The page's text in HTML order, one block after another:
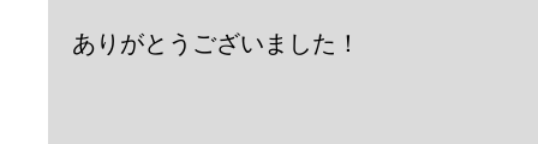
ありがとうございました！